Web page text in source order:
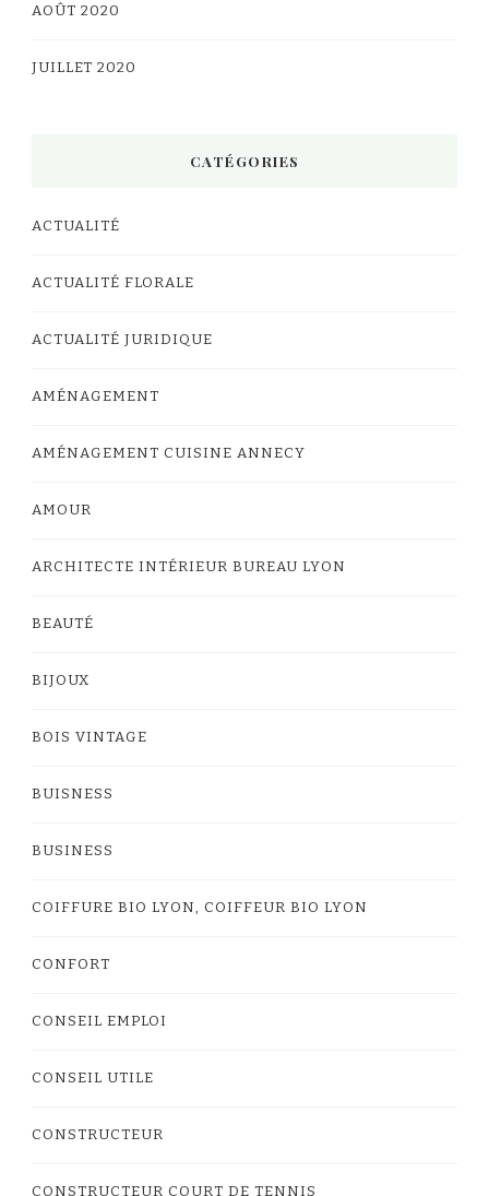
AOÛT 2020
JUILLET 2020
CATÉGORIES
ACTUALITÉ
ACTUALITÉ FLORALE
ACTUALITÉ JURIDIQUE
AMÉNAGEMENT
AMÉNAGEMENT CUISINE ANNECY
AMOUR
ARCHITECTE INTÉRIEUR BUREAU LYON
BEAUTÉ
BIJOUX
BOIS VINTAGE
BUISNESS
BUSINESS
COIFFURE BIO LYON, COIFFEUR BIO LYON
CONFORT
CONSEIL EMPLOI
CONSEIL UTILE
CONSTRUCTEUR
CONSTRUCTEUR COURT DE TENNIS